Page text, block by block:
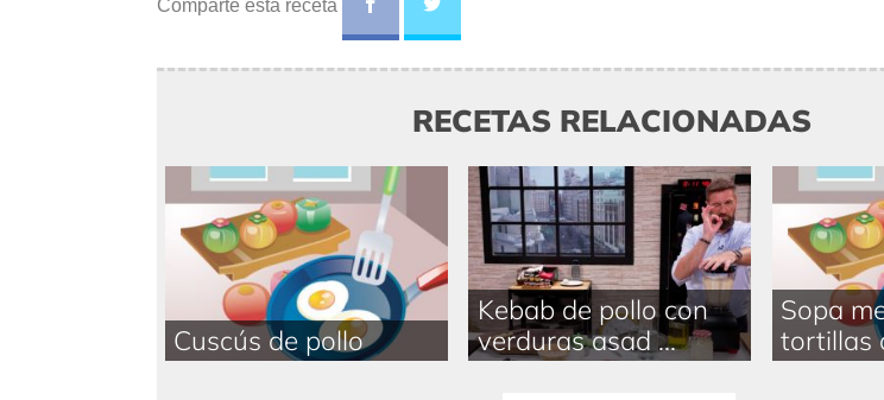
Comparte esta receta
RECETAS RELACIONADAS
Cuscús de pollo
Kebab de pollo con
verduras asad ...
Sopa
tortillas